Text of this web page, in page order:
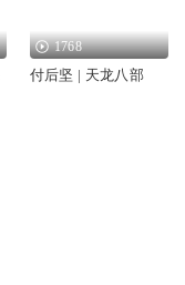
1768
付后坚 | 天龙八部